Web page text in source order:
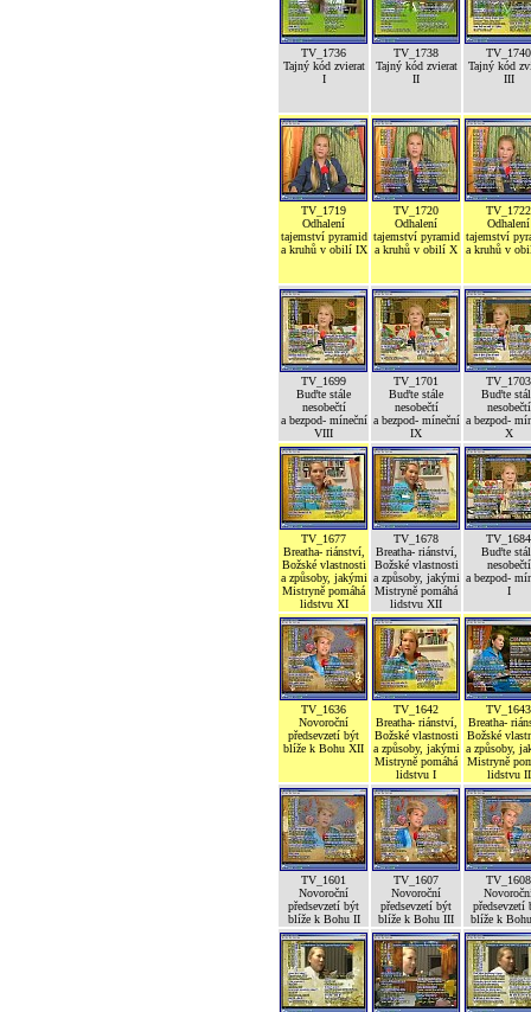
TV_1736
Tajný kód zvierat
I
TV_1738
Tajný kód zvierat
II
TV_1740
Tajný kód
III
TV_1719
Odhalení
tajemství pyramid
a kruhů v obilí IX
TV_1720
Odhalení
tajemství pyramid
a kruhů v obilí X
TV_1722
Odhalení
tajemství
a kruhů v
TV_1699
Buďte stále
nesobečtí
a bezpod- míneční
VIII
TV_1701
Buďte stále
nesobečtí
a bezpod- míneční
IX
TV_1703
Buďte
nesobečtí
a bezpod-
X
TV_1677
Breatha- riánství,
Božské vlastnosti
a způsoby, jakými
Mistryně pomáhá
lidstvu XI
TV_1678
Breatha- riánství,
Božské vlastnosti
a způsoby, jakými
Mistryně pomáhá
lidstvu XII
TV_1684
Buďte
nesobečtí
a bezpod-
I
TV_1636
Novoroční
předsevzetí být
blíže k Bohu XII
TV_1642
Breatha- riánství,
Božské vlastnosti
a způsoby, jakými
Mistryně pomáhá
lidstvu I
TV_1643
Breatha-
Božské
a způsoby,
Mistryně
lidstvu II
TV_1601
Novoroční
předsevzetí být
blíže k Bohu II
TV_1607
Novoroční
předsevzetí být
blíže k Bohu III
TV_1608
předsevzetí
blíže k